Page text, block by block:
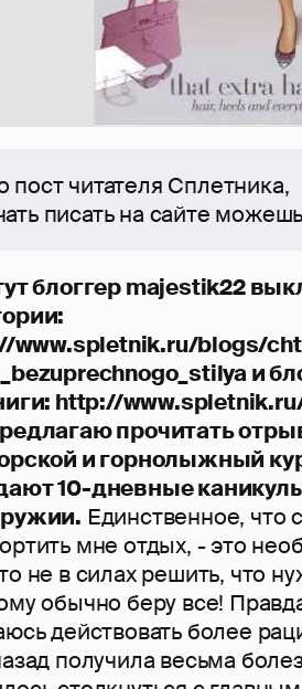
пост читателя Сплетника,
писать на сайте
блоггер majestik22
www.spletnik.ru/blogs/
и
http://
прочитать
и горнолыжный
10-дневные
Единственное, что
мне отдых, - это
не в силах решить, что
обычно беру все!
действовать более
получила весьма